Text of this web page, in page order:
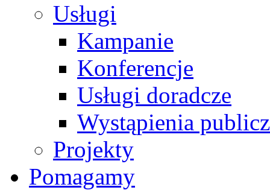
Usługi
Kampanie
Konferencje
Usługi doradcze
Wystąpienia
Projekty
Pomagamy